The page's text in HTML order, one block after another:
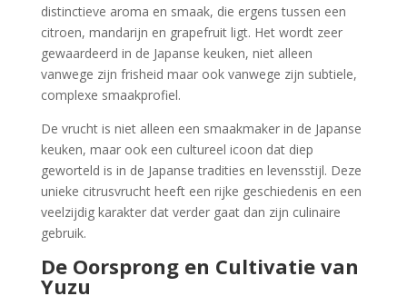
distinctieve aroma en smaak, die ergens tussen een
citroen, mandarijn en grapefruit ligt. Het wordt zeer
gewaardeerd in de Japanse keuken, niet alleen
vanwege zijn frisheid maar ook vanwege zijn subtiele,
complexe smaakprofiel.
De vrucht is niet alleen een smaakmaker in de Japanse
keuken, maar ook een cultureel icoon dat diep
geworteld is in de Japanse tradities en levensstijl. Deze
unieke citrusvrucht heeft een rijke geschiedenis en een
veelzijdig karakter dat verder gaat dan zijn culinaire
gebruik.
De Oorsprong en Cultivatie van
Yuzu